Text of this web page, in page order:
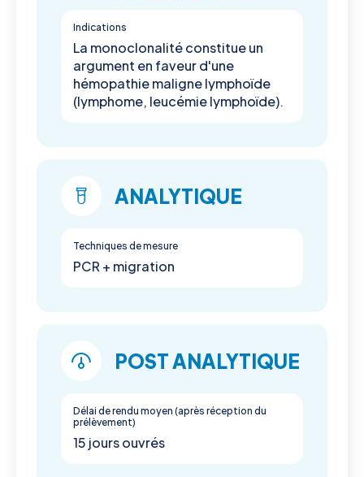
Indications
La monoclonalité constitue un
argument en faveur d'une
hémopathie maligne lymphoïde
(lymphome, leucémie lymphoïde).
ANALYTIQUE
Techniques de mesure
PCR + migration
POST ANALYTIQUE
Délai de rendu moyen (après réception du
prélèvement)
15 jours ouvrés